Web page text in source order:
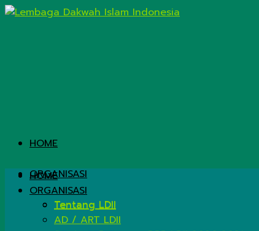
HOME
ORGANISASI
Tentang LDII
HOME
ORGANISASI
Tentang LDII
AD / ART LDII